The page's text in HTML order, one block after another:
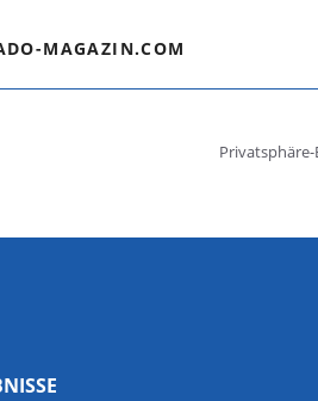
MAGAZIN.COM